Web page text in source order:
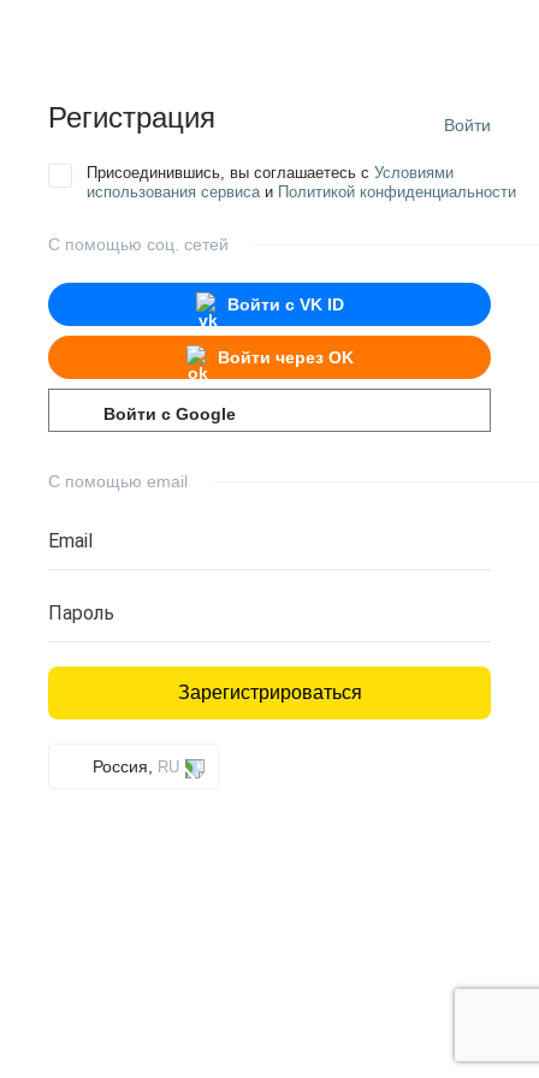
Регистрация Войти
Присоединившись, вы соглашаетесь с Условиями
использования сервисаи Политикой конфиденциальности
С помощью соц. сетей
Войти с VK ID
Войти через OK
Войти с Google
С помощью email
Email
Пароль
Зарегистрироваться
Россия, RU